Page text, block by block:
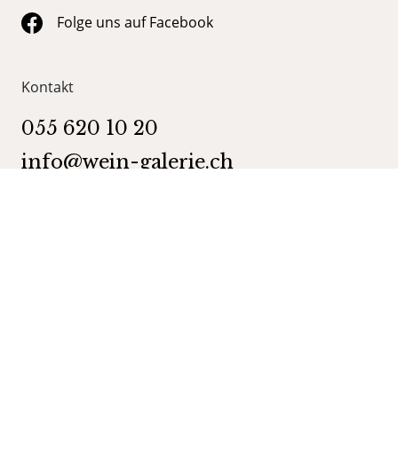
Folge uns auf Facebook
Kontakt
055 620 10 20
info@wein-galerie.ch